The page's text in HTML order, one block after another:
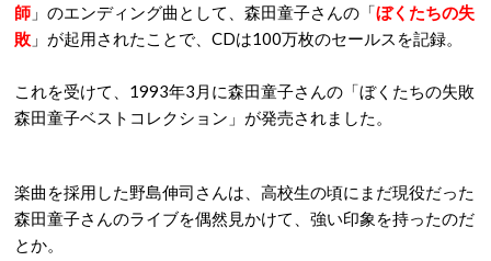
師 」のエンディング曲として、森田童子さんの「ぼくたちの失
敗 」が起用されたことで、CDは100万枚のセールスを記録。
これを受けて、1993年3月に森田童子さんの「ぼくたちの失敗
森田童子ベストコレクション」が発売されました。
楽曲を採用した野島伸司さんは、高校生の頃にまだ現役だった
森田童子さんのライブを偶然見かけて、強い印象を持ったのだ
とか。